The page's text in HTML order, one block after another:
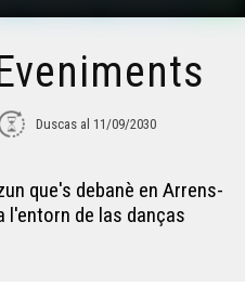
Eveniments
Duscas al 11/09/2030
que's debanè en Arrens-
l'entorn de las danças